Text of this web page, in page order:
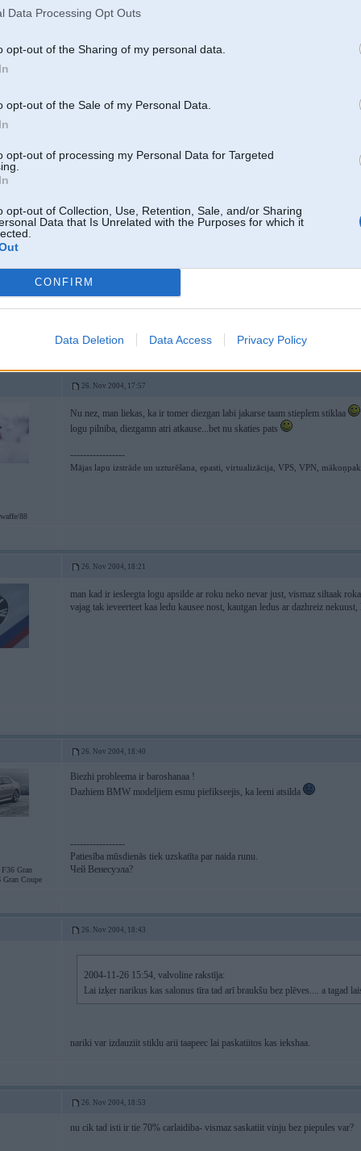
Data Processing Opt Outs
opt-out of the Sharing of my personal data.
opt-out of the Sale of my Personal Data.
opt-out of processing my Personal Data for Targeted
opt-out of Collection, Use, Retention, Sale, and/or Sharing
Data that Is Unrelated with the Purposes for which it
CONFIRM
Data Deletion Data Access Privacy Policy
CP nebuus taada aparaata liidzi ar kuru konstateet cik tieshi % Tev ir
Taa ka liidz naakamajai TA varees mieriigi braukt
26. Nov 2004, 17:43
nu ielika man citu stiklu bet nu vai tik vaji tas stikls tiek sildits vai ari ta
loga nevar isti saprast it ka tas ogs bishku siltaks ka sanu logi ir bet tik un
-----------------
26. Nov 2004, 17:57
88
Nu nez, man liekas, ka ir tomer diezgan labi jakarse taam stieplem stiklaa
logu pilniba, diezgamn atri atkause...bet nu skaties pats
-----------------
Mājas lapu izstrāde un uzturēšana, epasti, virtualizācija, VPS, VPN,
26. Nov 2004, 18:21
man kad ir iesleegta logu apsilde ar roku neko nevar just, vismaz siltaak
vajag tak ieveerteet kaa ledu kausee nost, kautgan ledus ar dazhreiz nekuust,
26. Nov 2004, 18:40
Gran
Coupe
Biezhi probleema ir baroshanaa !
Dazhiem BMW modeljiem esmu piefikseejis, ka leeni atsilda
-----------------
Patiesība mūsdienās tiek uzskatīta par naida runu.
Чей Венесуэла?
26. Nov 2004, 18:43
2004-11-26 15:54, valvoline rakstīja:
Lai izķer narikus kas salonus tīra tad arī braukšu bez plēves.... a tagad
nariki var izdauziit stiklu arii taapeec lai paskatiitos kas iekshaa.
26. Nov 2004, 18:53
nu cik tad isti ir tie 70% carlaidiba- vismaz saskatiit vinju bez piepules var?